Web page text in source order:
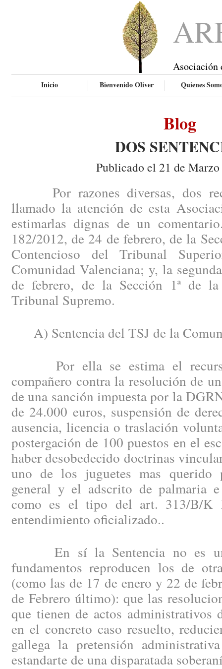
Asociación
Inicio Bienvenido Oliver Quienes
Blog
DOS
Publicado el 21 de
Por razones diversas, dos
llamado la atención de esta
estimarlas dignas de un
182/2012, de 24 de febrero, de la
Contencioso del Tribunal
Comunidad Valenciana; y, la
de febrero, de la Sección 1ª de
Tribunal Supremo.
A) Sentencia del TSJ de la
Por ella se estima el
compañero contra la resolución de
de una sanción impuesta por la
de 24.000 euros, suspensión de
ausencia, licencia o traslación
postergación de 100 puestos en el
haber desobedecido doctrinas
uno de los juguetes mas querido
general y el adscrito de palmaria
como es el tipo del art. 313/B/K
entendimiento oficializado..
En sí la Sentencia no es una
fundamentos reproducen los de
(como las de 17 de enero y 22 de
de Febrero último): que las
que tienen de actos administrativos
en el concreto caso resuelto,
gallega la pretensión
estandarte de una disparatada